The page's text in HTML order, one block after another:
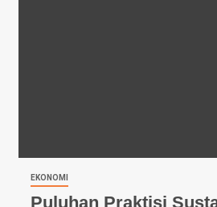
EKONOMI
Puluhan Praktisi